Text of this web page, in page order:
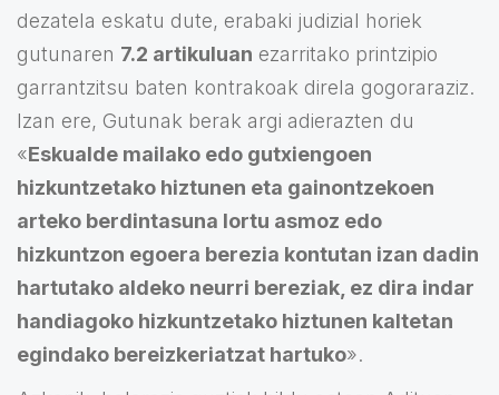
dezatela eskatu dute, erabaki judizial horiek
gutunaren 7.2 artikuluan ezarritako printzipio
garrantzitsu baten kontrakoak direla gogoraraziz.
Izan ere, Gutunak berak argi adierazten du
«Eskualde mailako edo gutxiengoen
hizkuntzetako hiztunen eta gainontzekoen
arteko berdintasuna lortu asmoz edo
hizkuntzon egoera berezia kontutan izan dadin
hartutako aldeko neurri bereziak, ez dira indar
handiagoko hizkuntzetako hiztunen kaltetan
egindako bereizkeriatzat hartuko».